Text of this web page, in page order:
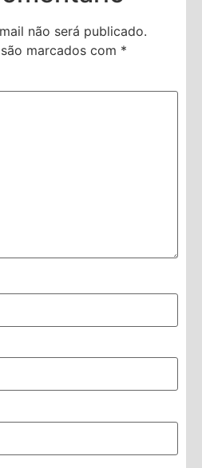
não será publicado.
marcados com *